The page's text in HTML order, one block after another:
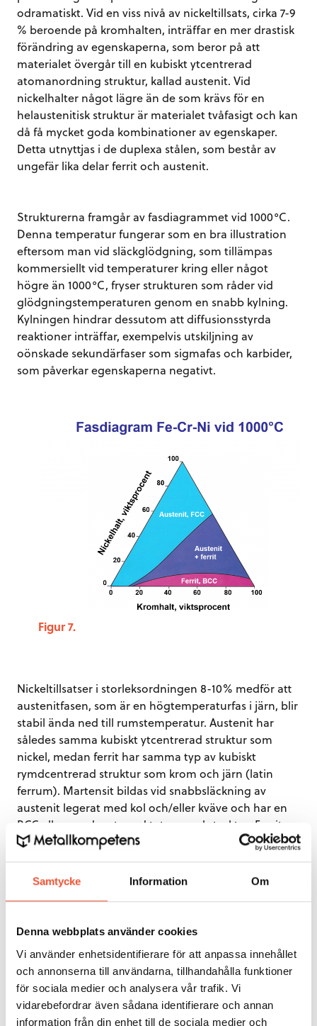
Samtycke Information Om
Denna webbplats använder cookies
Vi använder enhetsidentifierare för att anpassa innehållet
och annonserna till användarna, tillhandahålla funktioner
för sociala medier och analysera vår trafik. Vi
vidarebefordrar även sådana identifierare och annan
information från din enhet till de sociala medier och
odramatiskt. Vid en viss nivå av nickeltillsats, cirka 7-9
% beroende på kromhalten, inträffar en mer drastisk
förändring av egenskaperna, som beror på att
materialet övergår till en kubiskt ytcentrerad
atomanordning struktur, kallad austenit. Vid
nickelhalter något lägre än de som krävs för en
helaustenitisk struktur är materialet tvåfasigt och kan
då få mycket goda kombinationer av egenskaper.
Detta utnyttjas i de duplexa stålen, som består av
ungefär lika delar ferrit och austenit.
Strukturerna framgår av fasdiagrammet vid 1000°C.
Denna temperatur fungerar som en bra illustration
eftersom man vid släckglödgning, som tillämpas
kommersiellt vid temperaturer kring eller något
högre än 1000°C, fryser strukturen som råder vid
glödgningstemperaturen genom en snabb kylning.
Kylningen hindrar dessutom att diffusionsstyrda
reaktioner inträffar, exempelvis utskiljning av
oönskade sekundärfaser som sigmafas och karbider,
som påverkar egenskaperna negativt.
Figur 7.
Nickeltillsatser i storleksordningen 8-10% medför att
austenitfasen, som är en högtemperaturfas i järn, blir
stabil ända ned till rumstemperatur. Austenit har
således samma kubiskt ytcentrerad struktur som
nickel, medan ferrit har samma typ av kubiskt
rymdcentrerad struktur som krom och järn (latin
ferrum). Martensit bildas vid snabbsläckning av
austenit legerat med kol och/eller kväve och har en
BCC eller rymdcentrerad tetragonal struktur. Ferrit
och martensit är ferromagnetiska.